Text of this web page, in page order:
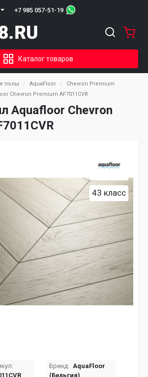
+7 985 057-51-19
Каталог товаров
полы AquaFloor
Chevron Premium
Chevron Premium AF7011CVR
Aquafloor Chevron
43 класс
Бренд: AquaFloor
(Бельгия)